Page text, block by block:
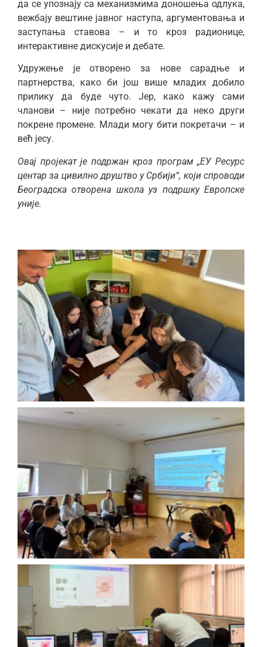
да се упознају са механизмима доношења одлука,
вежбају вештине јавног наступа, аргументовања и
заступања ставова – и то кроз радионице,
интерактивне дискусије и дебате.
Удружење је отворено за нове сарадње и
партнерства, како би још више младих добило
прилику да буде чуто. Јер, како кажу сами
чланови – није потребно чекати да неко други
покрене промене. Млади могу бити покретачи – и
већ јесу.
Овај пројекат је подржан кроз програм „ЕУ Ресурс
центар за цивилно друштво у Србији“, који спроводи
Београдска отворена школа уз подршку Европске
уније.